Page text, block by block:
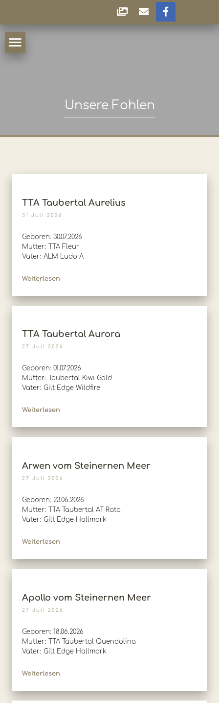
Unsere Fohlen
TTA Taubertal Aurelius
31 Juli 2026
Geboren: 30.07.2026
Mutter: TTA Fleur
Vater: ALM Ludo A
Weiterlesen
TTA Taubertal Aurora
27 Juli 2026
Geboren: 01.07.2026
Mutter: Taubertal Kiwi Gold
Vater: Gilt Edge Wildfire
Weiterlesen
Arwen vom Steinernen Meer
27 Juli 2026
Geboren: 23.06.2026
Mutter: TTA Taubertal AT Rata
Vater: Gilt Edge Hallmark
Weiterlesen
Apollo vom Steinernen Meer
27 Juli 2026
Geboren: 18.06.2026
Mutter: TTA Taubertal Quendolina
Vater: Gilt Edge Hallmark
Weiterlesen